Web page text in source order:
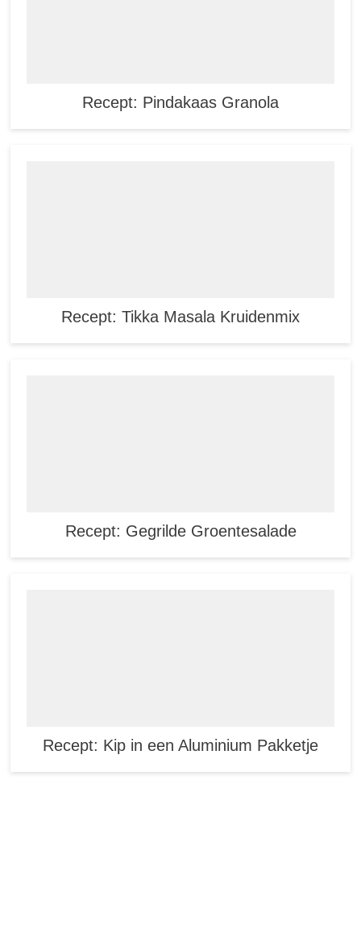
Recept: Pindakaas Granola
Recept: Tikka Masala Kruidenmix
Recept: Gegrilde Groentesalade
Recept: Kip in een Aluminium Pakketje